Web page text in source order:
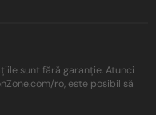
sunt fără garanție. Atunci
ro, este posibil să